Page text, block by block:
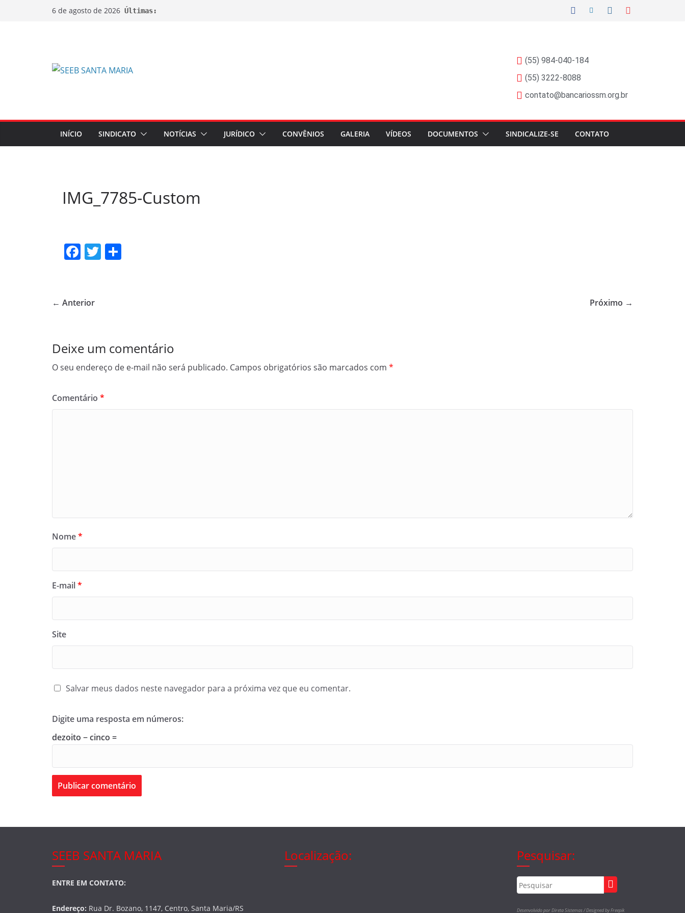
6 de agosto de 2026 Últimas:
(55) 984-040-184
(55) 3222-8088
contato@bancariossm.org.br
INÍCIO SINDICATO NOTÍCIAS JURÍDICO CONVÊNIOS GALERIA VÍDEOS DOCUMENTOS SINDICALIZE-SE CONTATO
IMG_7785-Custom
F
e
o
k
T
← Anterior Próximo →
Deixe um comentário
O seu endereço de e-mail não será publicado. Campos obrigatórios são marcados com *
Comentário *
Nome*
E-mail*
Site
Salvar meus dados neste navegador para a próxima vez que eu comentar.
Digite uma resposta em números:
dezoito − cinco =
SEEB SANTA MARIA
ENTRE EM CONTATO:
Endereço: Rua Dr. Bozano, 1147, Centro, Santa Maria/RS
Localização: Pesquisar:
Desenvolvido por Direta Sistemas /Designed by Freepik